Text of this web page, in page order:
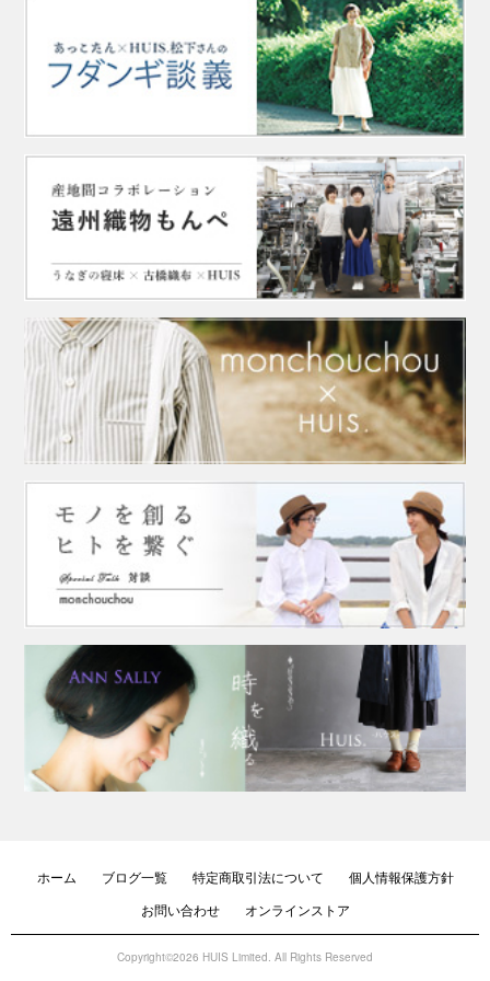
ホーム ブログ一覧 特定商取引法について
個人情報保護方針
お問い合わせ
オンラインストア
Copyright©2026 HUIS Limited. All Rights Reserved